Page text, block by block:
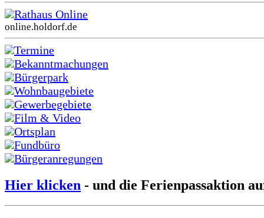
Rathaus Online
online.holdorf.de
Termine
Bekanntmachungen
Bürgerpark
Wohnbaugebiete
Gewerbegebiete
Film & Video
Ortsplan
Fundbüro
Bürgeranregungen
Hier klicken - und die Ferienpassaktion